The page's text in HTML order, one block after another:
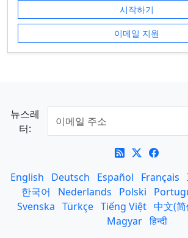
시작하기
이메일 지원
뉴스레
터:
English Deutsch Español Français
한국어
Nederlands Polski
Svenska Türkçe Tiếng Việt 中文(
Magyar हिन्दी